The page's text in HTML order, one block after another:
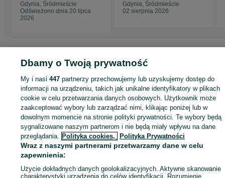
Gdynia, Śródmieście
Odświeżono dnia 20 lipca
2026
Gdynia, Śródmieście
02 sierpnia 2026
Pierścionki - Gdynia
Pierścionki - Śródmieście
KATEGORIA
1011364347 Wyświetlenia:
Kup
Dbamy o Twoją prywatność
My i nasi447 partnerzy przechowujemy lub uzyskujemy dostęp do
informacji na urządzeniu, takich jak unikalne identyfikatory w plikach
cookie w celu przetwarzania danych osobowych. Użytkownik może
zaakceptować wybory lub zarządzać nimi, klikając poniżej lub w
dowolnym momencie na stronie polityki prywatności. Te wybory będą
sygnalizowane naszym partnerom i nie będą miały wpływu na dane
przeglądania. Polityka cookies, Polityka Prywatności
Wraz z naszymi partnerami przetwarzamy dane w celu
zapewnienia:
Użycie dokładnych danych geolokalizacyjnych. Aktywne skanowanie
charakterystyki urządzenia do celów identyfikacji. Rozumienie